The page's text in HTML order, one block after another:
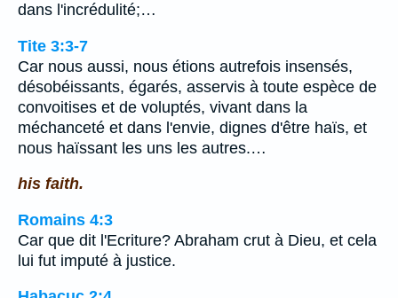
dans l'incrédulité;…
Tite 3:3-7
Car nous aussi, nous étions autrefois insensés,
désobéissants, égarés, asservis à toute espèce de
convoitises et de voluptés, vivant dans la
méchanceté et dans l'envie, dignes d'être haïs, et
nous haïssant les uns les autres.…
his faith.
Romains 4:3
Car que dit l'Ecriture? Abraham crut à Dieu, et cela
lui fut imputé à justice.